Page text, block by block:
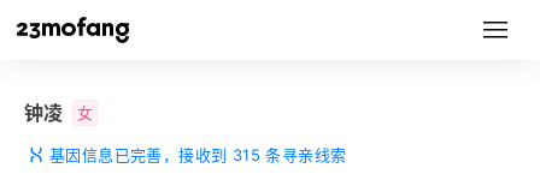
钟凌 女
基因信息已完善，接收到 315 条寻亲线索